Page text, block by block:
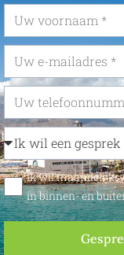
Ik wil maandelijks
in binnen- en